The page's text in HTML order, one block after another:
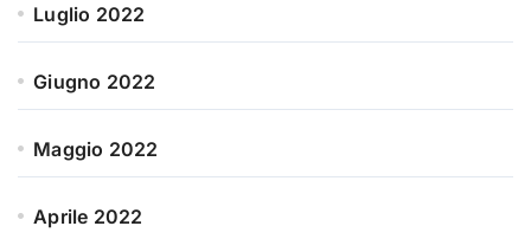
Luglio 2022
Giugno 2022
Maggio 2022
Aprile 2022